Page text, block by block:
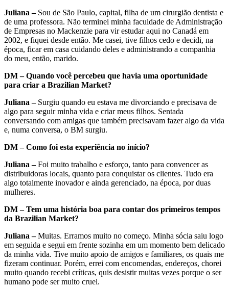
Juliana –Sou de São Paulo, capital, filha de um cirurgião dentista e
de uma professora. Não terminei minha faculdade de Administração
de Empresas no Mackenzie para vir estudar aqui no Canadá em
2002, e fiquei desde então. Me casei, tive filhos cedo e decidi, na
época, ficar em casa cuidando deles e administrando a companhia
do meu, então, marido.
DM – Quando você percebeu que havia uma oportunidade
para criar a Brazilian Market?
Juliana –Surgiu quando eu estava me divorciando e precisava de
algo para seguir minha vida e criar meus filhos. Sentada
conversando com amigas que também precisavam fazer algo da vida
e, numa conversa, o BM surgiu.
DM – Como foi esta experiência no início?
Juliana –Foi muito trabalho e esforço, tanto para convencer as
distribuidoras locais, quanto para conquistar os clientes. Tudo era
algo totalmente inovador e ainda gerenciado, na época, por duas
mulheres.
DM – Tem uma história boa para contar dos primeiros tempos
da Brazilian Market?
Juliana –Muitas. Erramos muito no começo. Minha sócia saiu logo
em seguida e segui em frente sozinha em um momento bem delicado
da minha vida. Tive muito apoio de amigos e familiares, os quais me
fizeram continuar. Porém, errei com encomendas, endereços, chorei
muito quando recebi críticas, quis desistir muitas vezes porque o ser
humano pode ser muito cruel.